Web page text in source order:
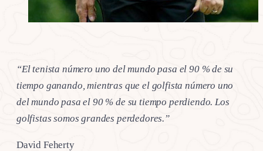
“El tenista número uno del mundo pasa el 90 % de su
tiempo ganando, mientras que el golfista número uno
del mundo pasa el 90 % de su tiempo perdiendo. Los
golfistas somos grandes perdedores.”
David Feherty